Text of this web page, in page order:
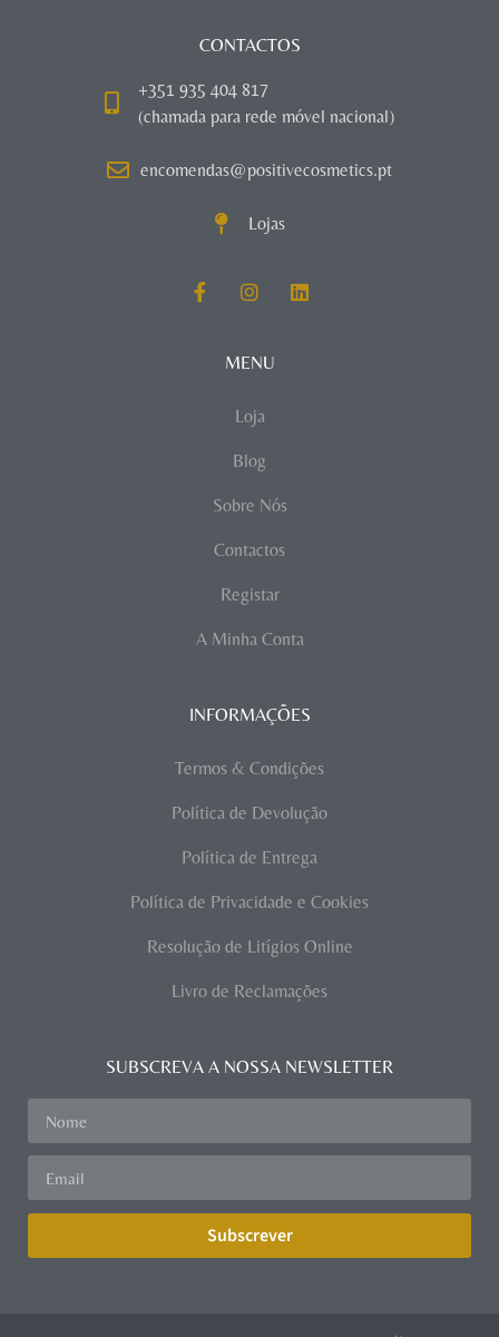
CONTACTOS
+351 935 404 817
(chamada para rede móvel nacional)
encomendas@positivecosmetics.pt
Lojas
MENU
Loja
Blog
Sobre Nós
Contactos
Registar
A Minha Conta
INFORMAÇÕES
Termos & Condições
Política de Devolução
Política de Entrega
Política de Privacidade e Cookies
Resolução de Litígios Online
Livro de Reclamações
SUBSCREVA A NOSSA NEWSLETTER
Subscrever